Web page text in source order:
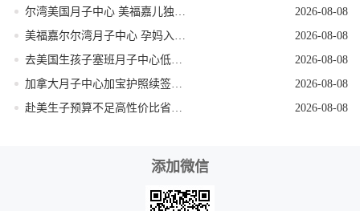
2026-08-08
2026-08-08
2026-08-08
2026-08-08
2026-08-08
添加微信